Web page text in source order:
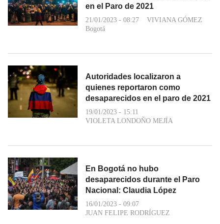
en el Paro de 2021
21/01/2023 - 08:27
VIVIANA GÓMEZ
Bogotá
Autoridades localizaron a
quienes reportaron como
desaparecidos en el paro de 2021
19/01/2023 - 15:11
VIOLETA LONDOÑO MEJÍA
En Bogotá no hubo
desaparecidos durante el Paro
Nacional: Claudia López
16/01/2023 - 09:07
JUAN FELIPE RODRÍGUEZ